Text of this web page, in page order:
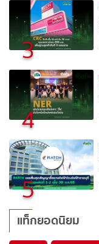
3
4
5
แท็กยอดนิยม